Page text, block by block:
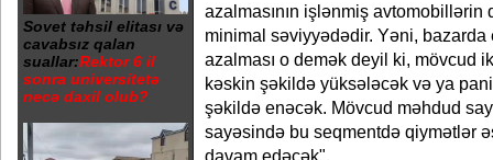
Sovet təhsil elitası və
cavabsız qalan
suallar:Rektor 6 il
sonra universitetə
necə daxil olub?
azalmasının işlənmiş avtomobillərin
minimal səviyyədədir. Yəni, bazarda
azalması o demək deyil ki, mövcud
kəskin şəkildə yüksələcək və ya
şəkildə enəcək. Mövcud məhdud
sayəsində bu seqmentdə qiymətlər
davam edəcək".